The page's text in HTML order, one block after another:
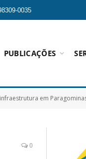
0035
PUBLICAÇÕES
em
0